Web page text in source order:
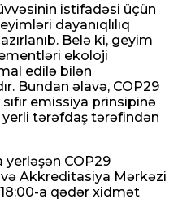
istifadəsi üçün
dayanıqlılıq
Belə ki, geyim
ekoloji
edilə bilən
Bundan əlavə, COP29
emissiya prinsipinə
tərəfdaş tərəfindən
yerləşən COP29
və Akkreditasiya Mərkəzi
a qədər xidmət